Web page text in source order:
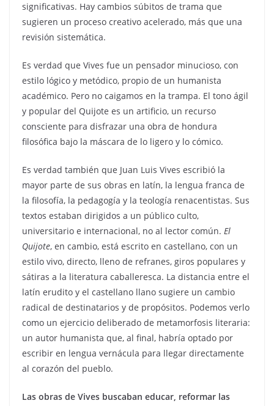
significativas. Hay cambios súbitos de trama que
sugieren un proceso creativo acelerado, más que una
revisión sistemática.
Es verdad que Vives fue un pensador minucioso, con
estilo lógico y metódico, propio de un humanista
académico. Pero no caigamos en la trampa. El tono ágil
y popular del Quijote es un artificio, un recurso
consciente para disfrazar una obra de hondura
filosófica bajo la máscara de lo ligero y lo cómico.
Es verdad también que Juan Luis Vives escribió la
mayor parte de sus obras en latín, la lengua franca de
la filosofía, la pedagogía y la teología renacentistas. Sus
textos estaban dirigidos a un público culto,
universitario e internacional, no al lector común. El
Quijote, en cambio, está escrito en castellano, con un
estilo vivo, directo, lleno de refranes, giros populares y
sátiras a la literatura caballeresca. La distancia entre el
latín erudito y el castellano llano sugiere un cambio
radical de destinatarios y de propósitos. Podemos verlo
como un ejercicio deliberado de metamorfosis literaria:
un autor humanista que, al final, habría optado por
escribir en lengua vernácula para llegar directamente
al corazón del pueblo.
Las obras de Vives buscaban educar, reformar las